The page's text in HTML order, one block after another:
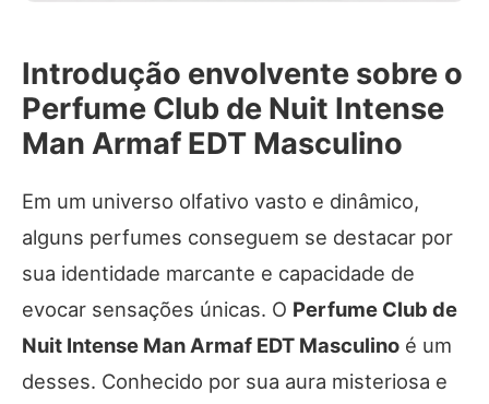
Introdução envolvente sobre o
Perfume Club de Nuit Intense
Man Armaf EDT Masculino
Em um universo olfativo vasto e dinâmico,
alguns perfumes conseguem se destacar por
sua identidade marcante e capacidade de
evocar sensações únicas. O Perfume Club de
Nuit Intense Man Armaf EDT Masculino é um
desses. Conhecido por sua aura misteriosa e